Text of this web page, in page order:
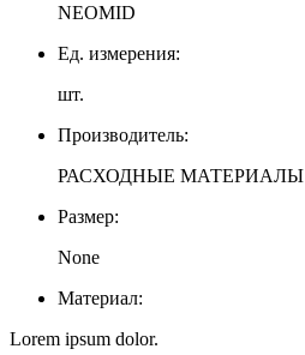
NEOMID
Ед. измерения:
шт.
Производитель:
РАСХОДНЫЕ МАТЕРИАЛЫ
Размер:
None
Материал:
Lorem ipsum dolor.